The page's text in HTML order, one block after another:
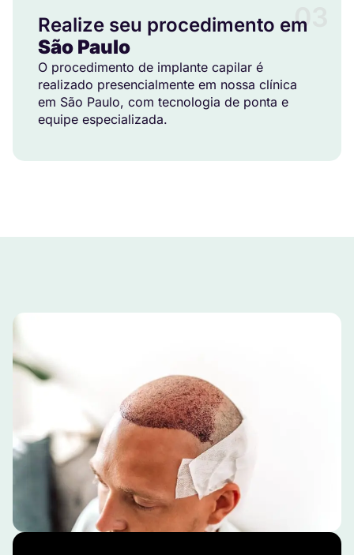
03
Realize seu procedimento em
São Paulo
O procedimento de implante capilar é
realizado presencialmente em nossa clínica
em São Paulo, com tecnologia de ponta e
equipe especializada.